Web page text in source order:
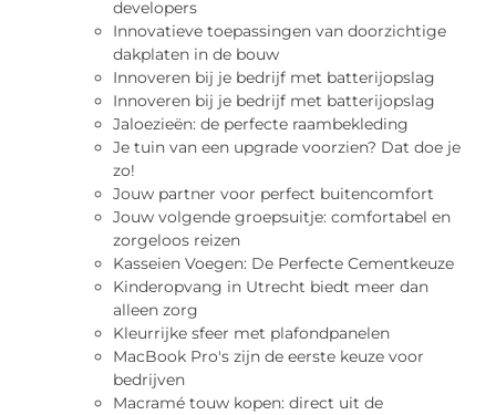
developers
Innovatieve toepassingen van doorzichtige
dakplaten in de bouw
Innoveren bij je bedrijf met batterijopslag
Innoveren bij je bedrijf met batterijopslag
Jaloezieën: de perfecte raambekleding
Je tuin van een upgrade voorzien? Dat doe je
zo!
Jouw partner voor perfect buitencomfort
Jouw volgende groepsuitje: comfortabel en
zorgeloos reizen
Kasseien Voegen: De Perfecte Cementkeuze
Kinderopvang in Utrecht biedt meer dan
alleen zorg
Kleurrijke sfeer met plafondpanelen
MacBook Pro's zijn de eerste keuze voor
bedrijven
Macramé touw kopen: direct uit de